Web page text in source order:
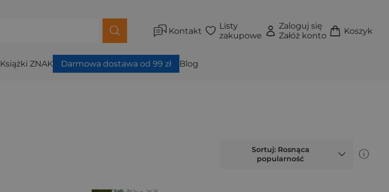
Kontakt
Listy
zakupowe
Zaloguj się
Załóż konto
Koszyk
Książki ZNAK Darmowa dostawa od 99 zł Blog
Sortuj: Rosnąca
popularność